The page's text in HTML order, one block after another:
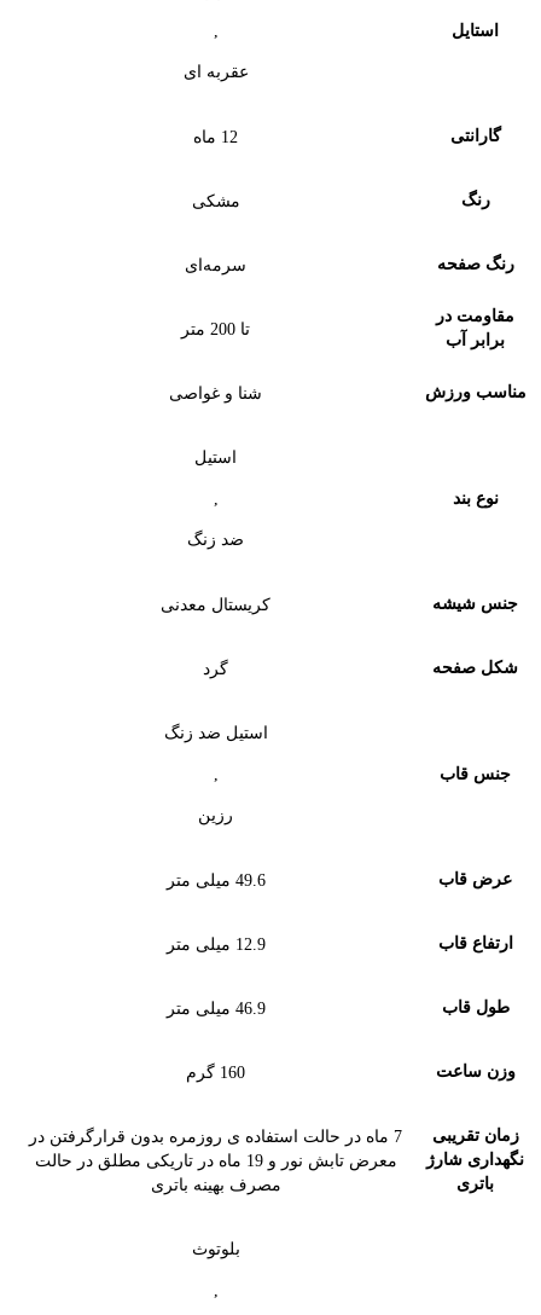
استایل
عقربه ای
گارانتی 12 ماه
رنگ مشکی
رنگ صفحه سرمه‌ای
مقاومت در
برابر آب
تا 200 متر
مناسب ورزش شنا و غواصی
نوع بند
استیل
ضد زنگ
جنس شیشه کریستال معدنی
شکل صفحه گرد
جنس قاب
استیل ضد زنگ
رزین
عرض قاب 49.6 میلی متر
ارتفاع قاب 12.9 میلی متر
طول قاب 46.9 میلی متر
وزن ساعت 160 گرم
زمان تقریبی
نگهداری شارژ
باتری
7 ماه در حالت استفاده ی روزمره بدون قرارگرفتن در
معرض تابش نور و 19 ماه در تاریکی مطلق در حالت
مصرف بهینه باتری
بلوتوث